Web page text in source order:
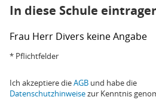
In diese Schule
Frau Herr Divers keine Angabe
* Pflichtfelder
Ich akzeptiere dieAGB und habe die
Datenschutzhinweisezur Kenntnis